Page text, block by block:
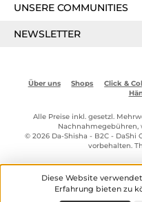
UNSERE COMMUNITIES
NEWSLETTER
Über uns Shops Click &
Alle Preise inkl. gesetzl.
Nachnahmegebühren,
© 2026 Da-Shisha - B2C - DaShi
vorbehalten.
Diese Website
Erfahrung bieten zu